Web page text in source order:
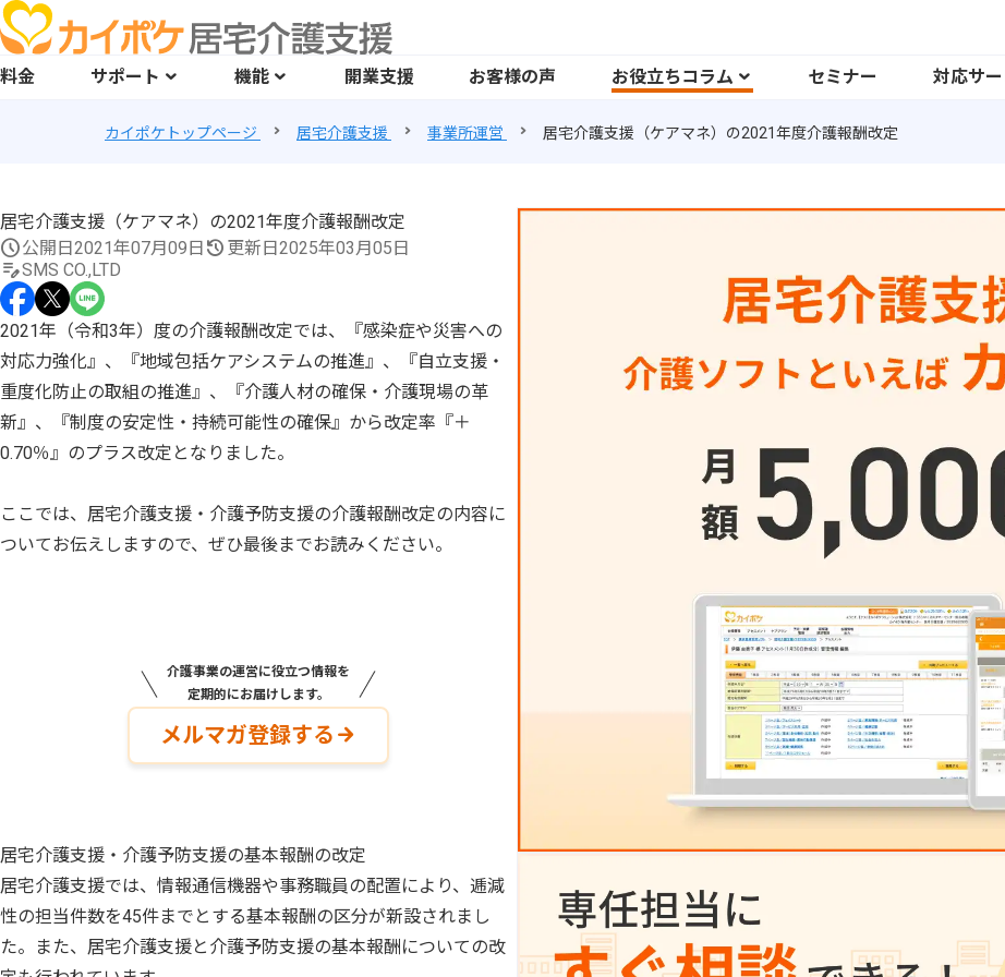
料金 サポート 機能 開業支援 お客様の声 お役立ちコラム セミナー 対応サ
カイポケトップページ 居宅介護支援 事業所運営 居宅介護支援（ケアマネ）の2021年度介護報酬改定
居宅介護支援（ケアマネ）の2021年度介護報酬改定
公開日2021年07月09日 更新日2025年03月05日
SMS CO.,LTD
2021年（令和3年）度の介護報酬改定では、『感染症や災害への
対応力強化』、『地域包括ケアシステムの推進』、『自立支援・
重度化防止の取組の推進』、『介護人材の確保・介護現場の革
新』、『制度の安定性・持続可能性の確保』から改定率『＋
0.70％』のプラス改定となりました。
ここでは、居宅介護支援・介護予防支援の介護報酬改定の内容に
ついてお伝えしますので、ぜひ最後までお読みください。
介護事業の運営に役立つ情報を
定期的にお届けします。
メルマガ登録する
居宅介護支援・介護予防支援の基本報酬の改定
居宅介護支援では、情報通信機器や事務職員の配置により、逓減
性の担当件数を45件までとする基本報酬の区分が新設されまし
た。また、居宅介護支援と介護予防支援の基本報酬についての改